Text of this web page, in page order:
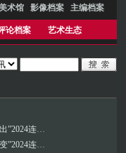
术馆 影像档案 主编档案
论档案 艺术生态
“并行输出”2024连州国际摄影年展